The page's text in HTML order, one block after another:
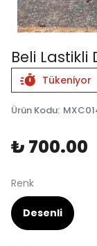
Beli
Tükeniyor
Ürün Kodu:
₺ 700.00
Renk
Desenli